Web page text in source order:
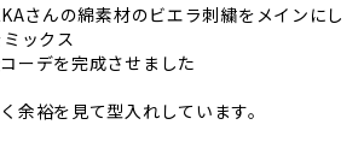
さんの綿素材のビエラ刺繍をメインにし
ックス
ーデを完成させました
余裕を見て型入れしています。